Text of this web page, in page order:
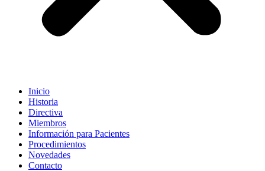
Inicio
Historia
Directiva
Miembros
Información para Pacientes
Procedimientos
Novedades
Contacto